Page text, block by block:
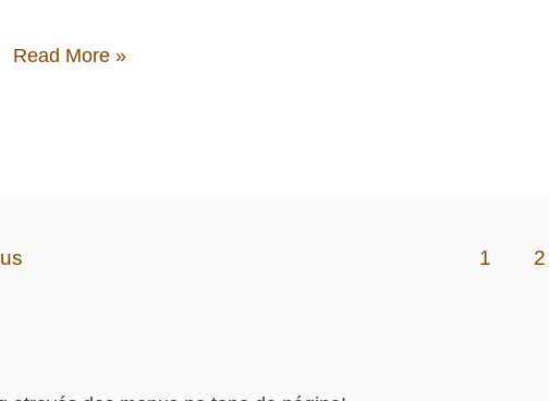
Sou
Read More »
1 2